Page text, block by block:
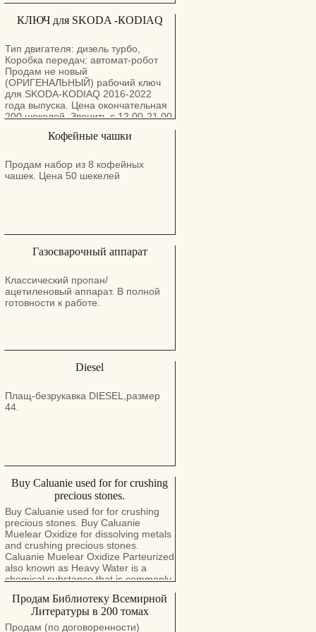
КЛЮЧ для SKODA -КODIAQ
Тип двигателя: дизель турбо,
Коробка передач: автомат-робот
Продам не новый
(ОРИГЕНАЛЬНЫЙ) рабочий ключ
для SKODA-KODIAQ 2016-2022
года выпуска. Цена окончательная
200 шекелей. Звонить с 12.00-21.00
Владимир.Кофейные чашки
Продам набор из 8 кофейных
чашек. Цена 50 шекелей
Газосварочный аппарат
Классический пропан/
ацетиленовый аппарат. В полной
готовности к работе.
Diesel
Плащ-безрукавка DIESEL,размер
44.
Buy Caluanie used for for crushing
precious stones.
Buy Caluanie used for for crushing
precious stones. Buy Caluanie
Muelear Oxidize for dissolving metals
and crushing precious stones.
Caluanie Muelear Oxidize Parteurized
also known as Heavy Water is a
chemical substance that is commonly
precious metals and semiprecious
stones. It is frequently used in the
chemical industry for crushing metals,
Продам Библиотеку Всемирной
Литературы в 200 томах
Продам (по договоренности)